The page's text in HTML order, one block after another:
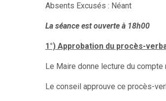
Absents Excusés : Néant
La séance est ouverte à 18h00
1°) Approbation du procès-
Le Maire donne lecture du compte
Le conseil approuve ce procès-